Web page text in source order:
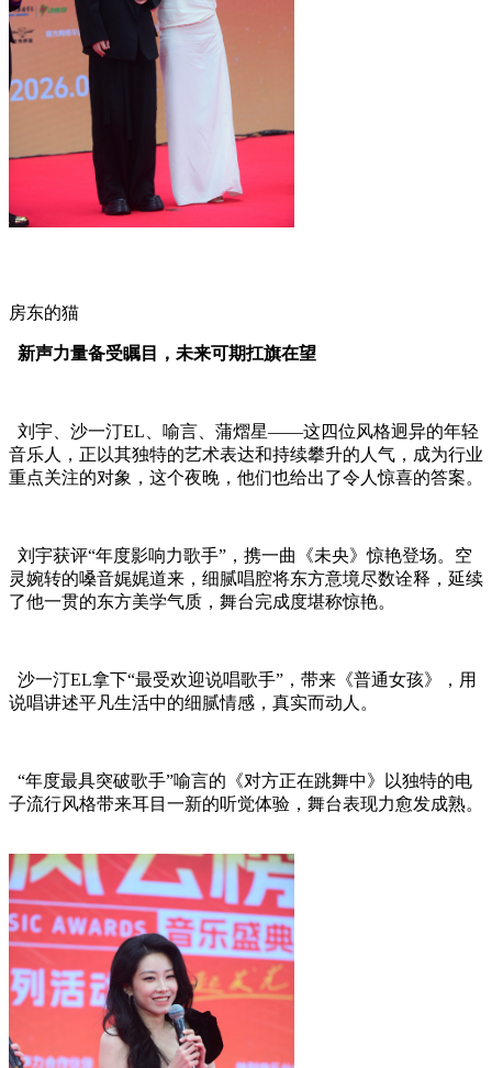
房东的猫
新声力量备受瞩目，未来可期扛旗在望
刘宇、沙一汀EL、喻言、蒲熠星——这四位风格迥异的年轻
音乐人，正以其独特的艺术表达和持续攀升的人气，成为行业
重点关注的对象，这个夜晚，他们也给出了令人惊喜的答案。
刘宇获评“年度影响力歌手”，携一曲《未央》惊艳登场。空
灵婉转的嗓音娓娓道来，细腻唱腔将东方意境尽数诠释，延续
了他一贯的东方美学气质，舞台完成度堪称惊艳。
沙一汀EL拿下“最受欢迎说唱歌手”，带来《普通女孩》，用
说唱讲述平凡生活中的细腻情感，真实而动人。
“年度最具突破歌手”喻言的《对方正在跳舞中》以独特的电
子流行风格带来耳目一新的听觉体验，舞台表现力愈发成熟。